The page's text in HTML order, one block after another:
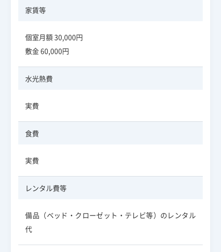
家賃等
個室月額 30,000円
敷金 60,000円
水光熱費
実費
食費
実費
レンタル費等
備品（ベッド・クローゼット・テレビ等）のレンタル
代